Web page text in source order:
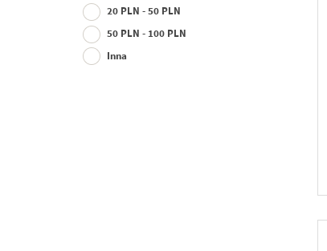
20 PLN - 50 PLN
50 PLN - 100 PLN
Inna